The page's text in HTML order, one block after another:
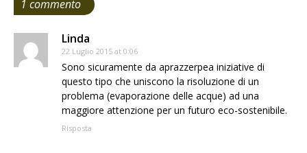
1 commento
Linda
22 Luglio 2015 at 0:06
Sono sicuramente da aprazzerpea iniziative di
questo tipo che uniscono la risoluzione di un
problema (evaporazione delle acque) ad una
maggiore attenzione per un futuro eco-sostenibile.
Risposta